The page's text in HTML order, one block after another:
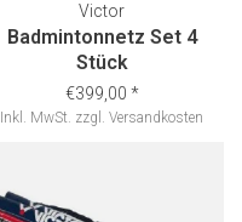
Victor
Badmintonnetz Set 4
Stück
€399,00 *
Inkl. MwSt. zzgl. Versandkosten